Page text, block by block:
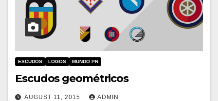
ESCUDOS LOGOS MUNDO PN
Escudos geométricos
AUGUST 11, 2015 ADMIN